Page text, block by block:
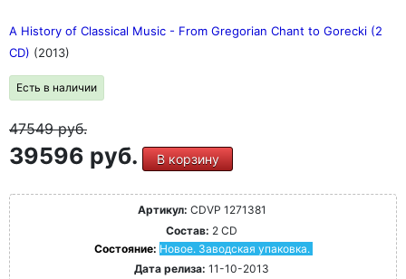
A History of Classical Music - From Gregorian Chant to Gorecki (2
CD) (2013)
Есть в наличии
47549руб.
39596 руб. В корзину
Артикул: CDVP 1271381
Состав: 2 CD
Состояние: Новое. Заводская упаковка.
Дата релиза: 11-10-2013